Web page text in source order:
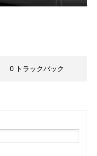
0 トラックバック